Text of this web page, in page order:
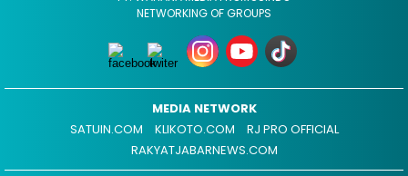
NETWORKING OF GROUPS
MEDIA NETWORK
SATUIN.COM
KLIKOTO.COM
RJ PRO OFFICIAL
RAKYATJABARNEWS.COM